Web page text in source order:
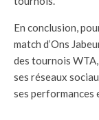
En conclusion,
match d’Ons
des tournois
ses réseaux
ses performances